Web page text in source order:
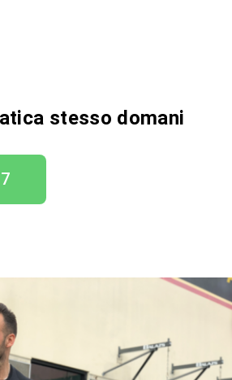
stesso domani